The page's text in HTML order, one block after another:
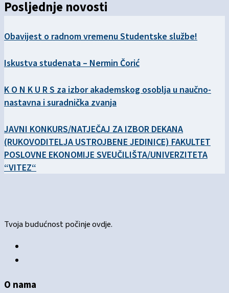
Posljednje novosti
Obavijest o radnom vremenu Studentske službe!
Iskustva studenata – Nermin Čorić
K O N K U R S za izbor akademskog osoblja u naučno-
nastavna i suradnička zvanja
JAVNI KONKURS/NATJEČAJ ZA IZBOR DEKANA
(RUKOVODITELJA USTROJBENE JEDINICE) FAKULTET
POSLOVNE EKONOMIJE SVEUČILIŠTA/UNIVERZITETA
“VITEZ“
Tvoja budućnost počinje ovdje.
O nama